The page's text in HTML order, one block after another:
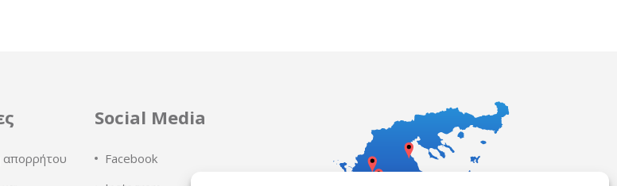
απορρήτου
Social Media
Facebook